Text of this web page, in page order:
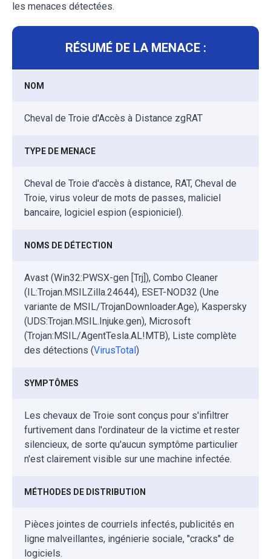
les menaces détectées.
RÉSUMÉ DE LA MENACE :
NOM
Cheval de Troie d'Accès à Distance zgRAT
TYPE DE MENACE
Cheval de Troie d'accès à distance, RAT, Cheval de
Troie, virus voleur de mots de passes, maliciel
bancaire, logiciel espion (espioniciel).
NOMS DE DÉTECTION
Avast (Win32:PWSX-gen [Trj]), Combo Cleaner
(IL:Trojan.MSILZilla.24644), ESET-NOD32 (Une
variante de MSIL/TrojanDownloader.Age), Kaspersky
(UDS:Trojan.MSIL.Injuke.gen), Microsoft
(Trojan:MSIL/AgentTesla.AL!MTB), Liste complète
des détections (VirusTotal )
SYMPTÔMES
Les chevaux de Troie sont conçus pour s'infiltrer
furtivement dans l'ordinateur de la victime et rester
silencieux, de sorte qu'aucun symptôme particulier
n'est clairement visible sur une machine infectée.
MÉTHODES DE DISTRIBUTION
Pièces jointes de courriels infectés, publicités en
ligne malveillantes, ingénierie sociale, "cracks" de
logiciels.